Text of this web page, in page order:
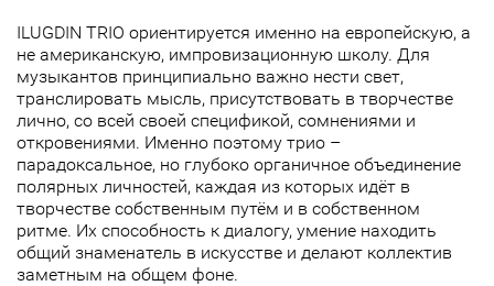
ILUGDIN TRIO ориентируется именно на европейскую, а
не американскую, импровизационную школу. Для
музыкантов принципиально важно нести свет,
транслировать мысль, присутствовать в творчестве
лично, со всей своей спецификой, сомнениями и
откровениями. Именно поэтому трио –
парадоксальное, но глубоко органичное объединение
полярных личностей, каждая из которых идёт в
творчестве собственным путём и в собственном
ритме. Их способность к диалогу, умение находить
общий знаменатель в искусстве и делают коллектив
заметным на общем фоне.